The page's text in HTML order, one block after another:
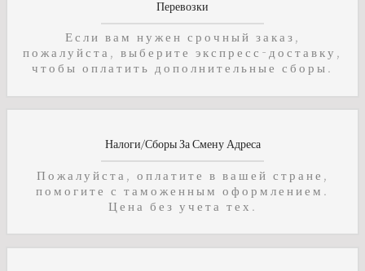
Перевозки
Если вам нужен срочный заказ,
пожалуйста, выберите экспресс-доставку,
чтобы оплатить дополнительные сборы.
Налоги/Сборы За Смену Адреса
Пожалуйста, оплатите в вашей стране,
помогите с таможенным оформлением.
Цена без учета тех.